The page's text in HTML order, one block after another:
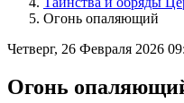
Огонь опаляющий
Четверг, 26 Февраля 2026
Огонь